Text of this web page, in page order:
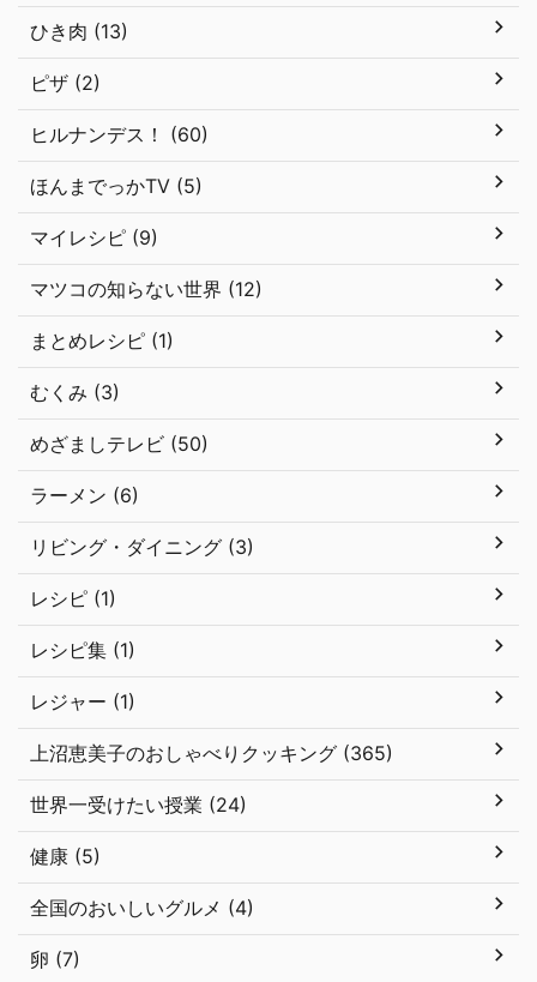
ひき肉 (13)
ピザ (2)
ヒルナンデス！ (60)
ほんまでっかTV (5)
マイレシピ (9)
マツコの知らない世界 (12)
まとめレシピ (1)
むくみ (3)
めざましテレビ (50)
ラーメン (6)
リビング・ダイニング (3)
レシピ (1)
レシピ集 (1)
レジャー (1)
上沼恵美子のおしゃべりクッキング (365)
世界一受けたい授業 (24)
健康 (5)
全国のおいしいグルメ (4)
卵 (7)